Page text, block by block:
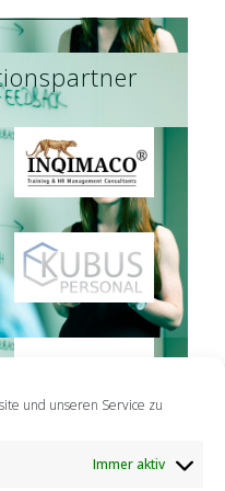
und unseren Service zu
Immer aktiv